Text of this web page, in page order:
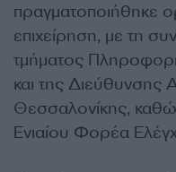
πραγματοποιήθηκε
επιχείρηση, με τη
τμήματος
και της Διεύθυνσης
Θεσσαλονίκης,
Ενιαίου Φορέα